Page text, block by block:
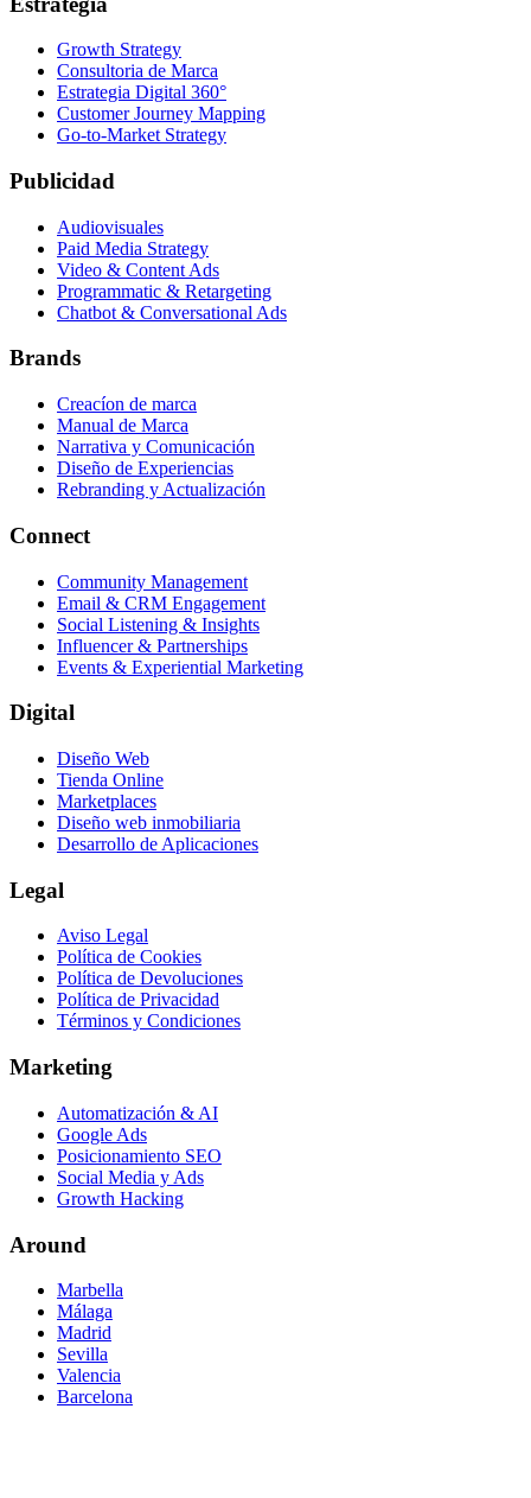
Growth Strategy
Consultoria de Marca
Estrategia Digital 360°
Customer Journey Mapping
Go-to-Market Strategy
Publicidad
Audiovisuales
Paid Media Strategy
Video & Content Ads
Programmatic & Retargeting
Chatbot & Conversational Ads
Brands
Creacíon de marca
Manual de Marca
Narrativa y Comunicación
Diseño de Experiencias
Rebranding y Actualización
Connect
Community Management
Email & CRM Engagement
Social Listening & Insights
Influencer & Partnerships
Events & Experiential Marketing
Digital
Diseño Web
Tienda Online
Marketplaces
Diseño web inmobiliaria
Desarrollo de Aplicaciones
Legal
Aviso Legal
Política de Cookies
Política de Devoluciones
Política de Privacidad
Términos y Condiciones
Marketing
Automatización & AI
Google Ads
Posicionamiento SEO
Social Media y Ads
Growth Hacking
Around
Marbella
Málaga
Madrid
Sevilla
Valencia
Barcelona